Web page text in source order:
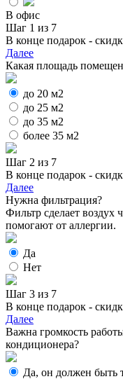
В офис
Шаг 1 из 7
В конце подарок -
Далее
Какая площадь
до 20 м2
до 25 м2
до 35 м2
более 35 м2
Шаг 2 из 7
В конце подарок -
Далее
Нужна фильтрация?
Фильтр сделает
помогают от аллергии.
Да
Нет
Шаг 3 из 7
В конце подарок -
Далее
Важна громкость
кондиционера?
Да, он должен быть